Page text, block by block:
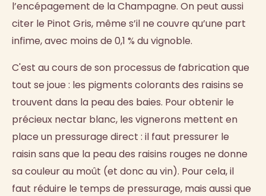
l’encépagement de la Champagne. On peut aussi
citer le Pinot Gris, même s’il ne couvre qu’une part
infime, avec moins de 0,1 % du vignoble.
C'est au cours de son processus de fabrication que
tout se joue : les pigments colorants des raisins se
trouvent dans la peau des baies. Pour obtenir le
précieux nectar blanc, les vignerons mettent en
place un pressurage direct : il faut pressurer le
raisin sans que la peau des raisins rouges ne donne
sa couleur au moût (et donc au vin). Pour cela, il
faut réduire le temps de pressurage, mais aussi que